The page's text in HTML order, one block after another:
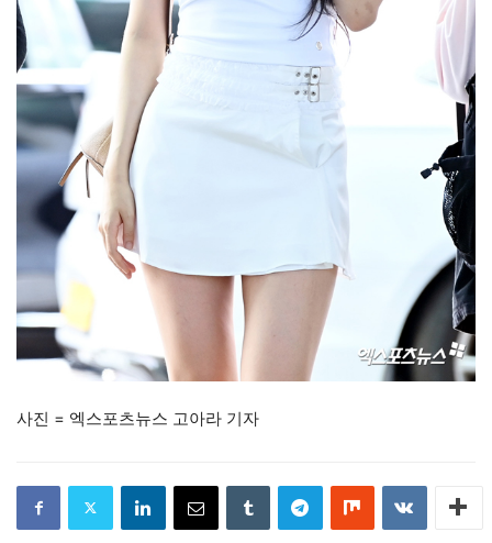
사진 = 엑스포츠뉴스 고아라 기자